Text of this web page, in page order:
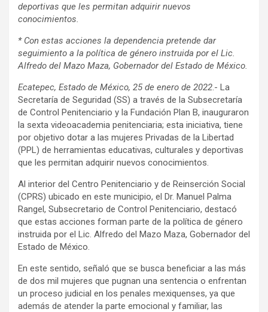
deportivas que les permitan adquirir nuevos
conocimientos.
* Con estas acciones la dependencia pretende dar
seguimiento a la política de género instruida por el Lic.
Alfredo del Mazo Maza, Gobernador del Estado de México.
Ecatepec, Estado de México, 25 de enero de 2022.- La
Secretaría de Seguridad (SS) a través de la Subsecretaría
de Control Penitenciario y la Fundación Plan B, inauguraron
la sexta videoacademia penitenciaria; esta iniciativa, tiene
por objetivo dotar a las mujeres Privadas de la Libertad
(PPL) de herramientas educativas, culturales y deportivas
que les permitan adquirir nuevos conocimientos.
Al interior del Centro Penitenciario y de Reinserción Social
(CPRS) ubicado en este municipio, el Dr. Manuel Palma
Rangel, Subsecretario de Control Penitenciario, destacó
que estas acciones forman parte de la política de género
instruida por el Lic. Alfredo del Mazo Maza, Gobernador del
Estado de México.
En este sentido, señaló que se busca beneficiar a las más
de dos mil mujeres que pugnan una sentencia o enfrentan
un proceso judicial en los penales mexiquenses, ya que
además de atender la parte emocional y familiar, las